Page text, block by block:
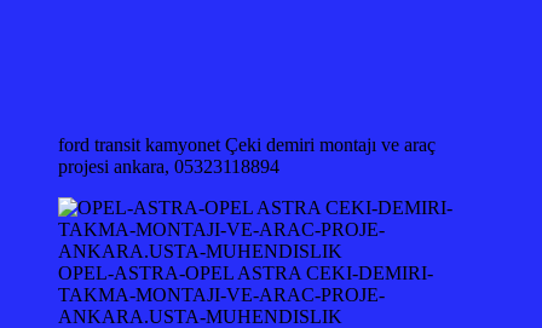
ford transit kamyonet Çeki demiri montajı ve araç
projesi ankara, 05323118894
OPEL-ASTRA-OPEL ASTRA CEKI-DEMIRI-
TAKMA-MONTAJI-VE-ARAC-PROJE-
ANKARA.USTA-MUHENDISLIK